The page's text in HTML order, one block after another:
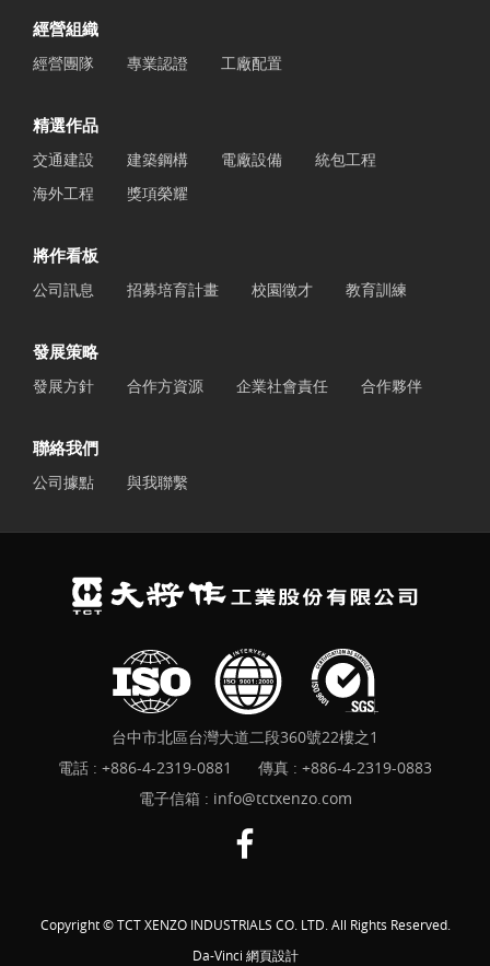
經營組織
經營團隊 專業認證 工廠配置
精選作品
交通建設 建築鋼構 電廠設備
統包工程
海外工程
獎項榮耀
將作看板
公司訊息 招募培育計畫 校園徵才 教育訓練
發展策略
發展方針 合作方資源 企業社會責任 合作夥伴
聯絡我們
公司據點 與我聯繫
台中市北區台灣大道二段360號22樓之1
電話 : +886-4-2319-0881
傳真 : +886-4-2319-0883
電子信箱 : info@tctxenzo.com
Copyright © TCT XENZO INDUSTRIALS CO. LTD. All Rights Reserved.
Da-Vinci 網頁設計